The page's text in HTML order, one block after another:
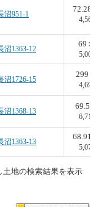
沼951-1
72.28
4,566
沼1363-12
69 坪
5,009
沼1726-15
299
4,696
沼1368-13
69.5
6,715
沼1363-13
68.91
5,079
地の検索結果を表示